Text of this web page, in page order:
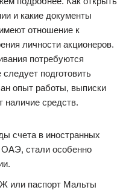
и какие документы
отношение к
личности акционеров.
потребуются
подготовить
опыт работы, выписки
наличие средств.
счета в иностранных
ОАЭ, стали особенно
или паспорт Мальты